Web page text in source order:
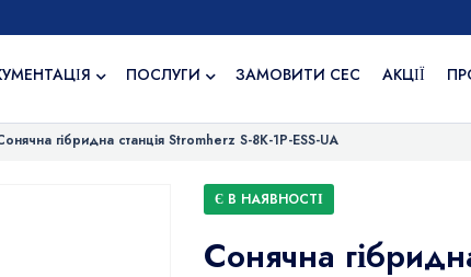
ПОСЛУГИ ЗАМОВИТИ СЕС АКЦІЇ
гібридна станція Stromherz S-8K-1Р-ESS-UA
Є В НАЯВНОСТІ
Сонячна